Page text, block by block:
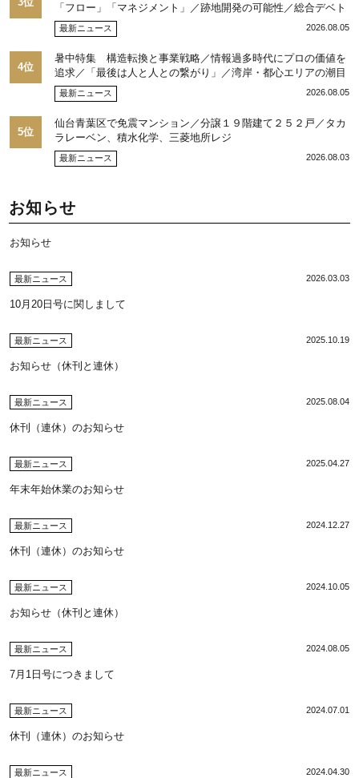
「フロー」「マネジメント」／跡地開発の可能性／総合デベト
ップ10目標に／自社ブランド構築へ体制整備／日本郵政不動産
／池田 明社長に聞く
最新ニュース 2026.08.05
4位
暑中特集 構造転換と事業戦略／情報過多時代にプロの価値を
追求／「最後は人と人との繋がり」／湾岸・都心エリアの潮目
を注視／“リパーク”次世代展開／三井不動産リアルティ／児玉
光博社長に聞く
最新ニュース 2026.08.05
5位
仙台青葉区で免震マンション／分譲１９階建て２５２戸／タカ
ラレーベン、積水化学、三菱地所レジ
最新ニュース 2026.08.03
お知らせ
お知らせ
最新ニュース 2026.03.03
10月20日号に関しまして
最新ニュース 2025.10.19
お知らせ（休刊と連休）
最新ニュース 2025.08.04
休刊（連休）のお知らせ
最新ニュース 2025.04.27
年末年始休業のお知らせ
最新ニュース 2024.12.27
休刊（連休）のお知らせ
最新ニュース 2024.10.05
お知らせ（休刊と連休）
最新ニュース 2024.08.05
7月1日号につきまして
最新ニュース 2024.07.01
休刊（連休）のお知らせ
最新ニュース 2024.04.30